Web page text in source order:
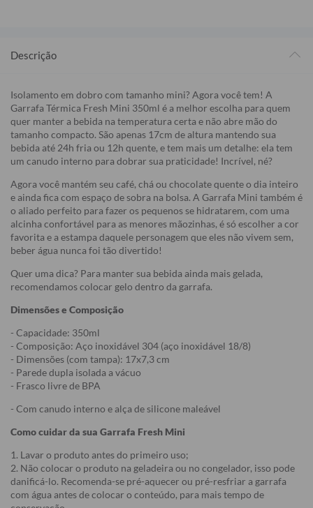
Descrição
Isolamento em dobro com tamanho mini? Agora você tem! A
Garrafa Térmica Fresh Mini 350ml é a melhor escolha para quem
quer manter a bebida na temperatura certa e não abre mão do
tamanho compacto. São apenas 17cm de altura mantendo sua
bebida até 24h fria ou 12h quente, e tem mais um detalhe: ela tem
um canudo interno para dobrar sua praticidade! Incrível, né?
Agora você mantém seu café, chá ou chocolate quente o dia inteiro
e ainda fica com espaço de sobra na bolsa. A Garrafa Mini também é
o aliado perfeito para fazer os pequenos se hidratarem, com uma
alcinha confortável para as menores mãozinhas, é só escolher a cor
favorita e a estampa daquele personagem que eles não vivem sem,
beber água nunca foi tão divertido!
Quer uma dica? Para manter sua bebida ainda mais gelada,
recomendamos colocar gelo dentro da garrafa.
Dimensões e Composição
- Capacidade: 350ml
- Composição: Aço inoxidável 304 (aço inoxidável 18/8)
- Dimensões (com tampa): 17x7,3 cm
- Parede dupla isolada a vácuo
- Frasco livre de BPA
- Com canudo interno e alça de silicone maleável
Como cuidar da sua Garrafa Fresh Mini
1. Lavar o produto antes do primeiro uso;
2. Não colocar o produto na geladeira ou no congelador, isso pode
danificá-lo. Recomenda-se pré-aquecer ou pré-resfriar a garrafa
com água antes de colocar o conteúdo, para mais tempo de